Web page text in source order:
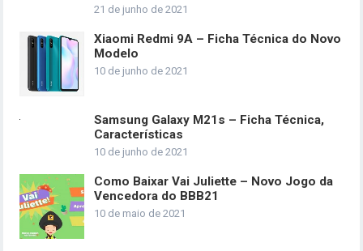
21 de junho de 2021
Xiaomi Redmi 9A – Ficha Técnica do Novo
Modelo
10 de junho de 2021
Samsung Galaxy M21s – Ficha Técnica,
Características
10 de junho de 2021
Como Baixar Vai Juliette – Novo Jogo da
Vencedora do BBB21
10 de maio de 2021